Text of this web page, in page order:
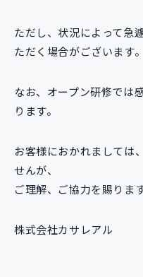
ただし、状況によって急
ただく場合がございます。
なお、オープン研修では
ります。
お客様におかれましては
せんが、
ご理解、ご協力を賜りま
株式会社カサレアル